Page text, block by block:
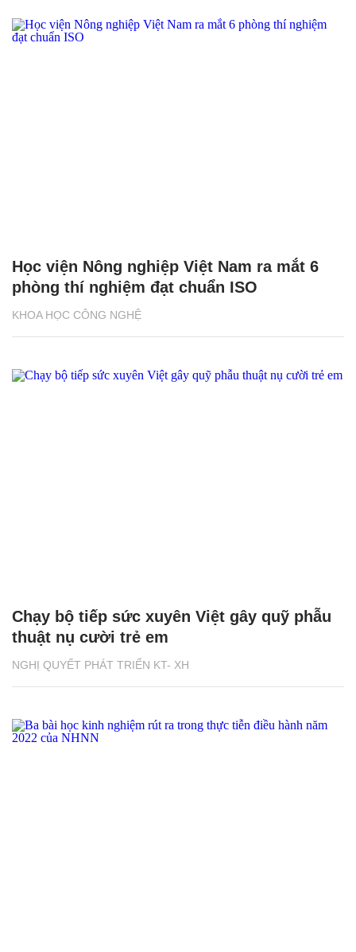
KHOA HỌC CÔNG NGHỆ
Học viện Nông nghiệp Việt Nam ra mắt 6
phòng thí nghiệm đạt chuẩn ISO
NGHỊ QUYẾT PHÁT TRIỂN KT- XH
Chạy bộ tiếp sức xuyên Việt gây quỹ phẫu
thuật nụ cười trẻ em